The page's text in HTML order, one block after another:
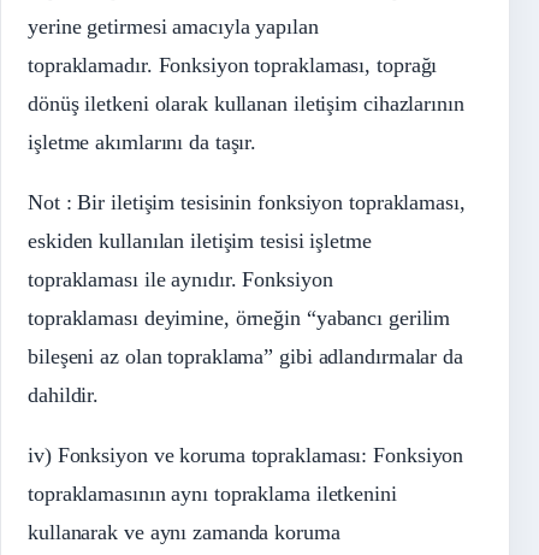
yerine getirmesi amacıyla yapılan
topraklamadır. Fonksiyon topraklaması, toprağı
dönüş iletkeni olarak kullanan iletişim cihazlarının
işletme akımlarını da taşır.
Not : Bir iletişim tesisinin fonksiyon topraklaması,
eskiden kullanılan iletişim tesisi işletme
topraklaması ile aynıdır. Fonksiyon
topraklaması deyimine, örneğin “yabancı gerilim
bileşeni az olan topraklama” gibi adlandırmalar da
dahildir.
iv) Fonksiyon ve koruma topraklaması: Fonksiyon
topraklamasının aynı topraklama iletkenini
kullanarak ve aynı zamanda koruma